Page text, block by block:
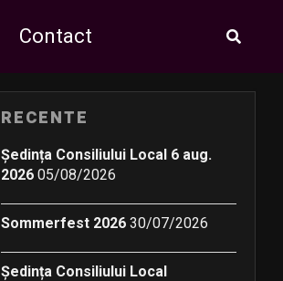
Contact
RECENTE
Ședința Consiliului Local 6 aug.
2026 05/08/2026
Sommerfest 2026 30/07/2026
Ședința Consiliului Local